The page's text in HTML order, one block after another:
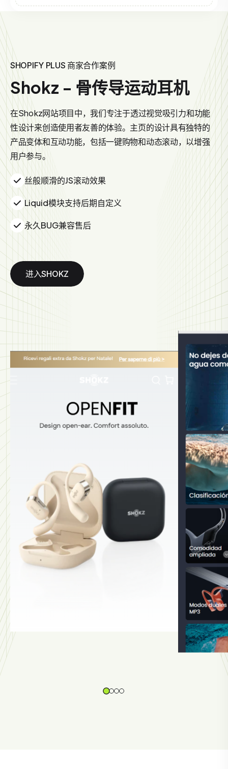
SHOPIFY PLUS 商家合作案例
Shokz - 骨传导运动耳机
在Shokz网站项目中，我们专注于透过视觉吸引力和功能
性设计来创造使用者友善的体验。主页的设计具有独特的
产品变体和互动功能，包括一键购物和动态滚动，以增强
用户参与。
丝般顺滑的JS滚动效果
Liquid模块支持后期自定义
永久BUG兼容售后
进入SHOKZ